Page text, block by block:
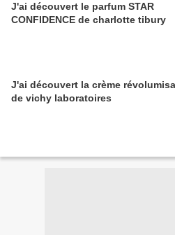
J'ai découvert le parfum STAR
CONFIDENCE de charlotte tibury
J'ai découvert la crème
de vichy laboratoires